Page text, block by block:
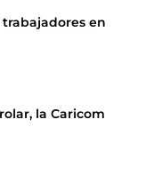
trabajadores en
la Caricom